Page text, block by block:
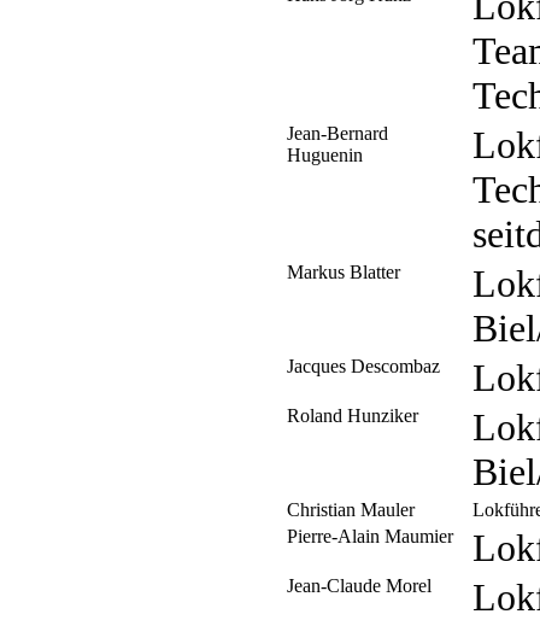
Jean-Bernard
Huguenin
Markus Blatter
Jacques Descombaz
Roland Hunziker
Christian Mauler
Pierre-Alain Maumier
Jean-Claude Morel